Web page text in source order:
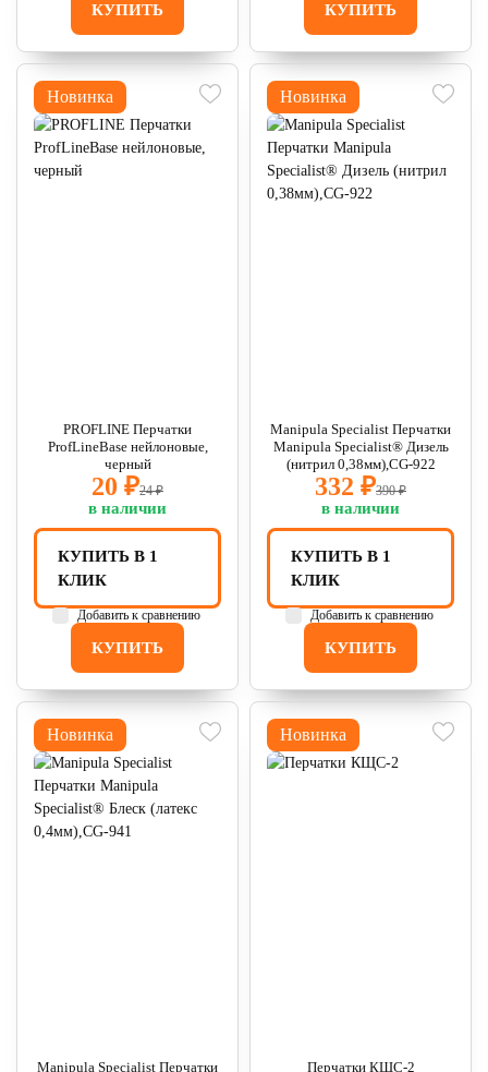
КУПИТЬ КУПИТЬ
Новинка
PROFLINE Перчатки
ProfLineBase нейлоновые,
черный
20 ₽24 ₽
в наличии
КУПИТЬ
КУПИТЬ В 1
КЛИК
Добавить к сравнению
Новинка
Manipula Specialist Перчатки
Manipula Specialist® Дизель
(нитрил 0,38мм),CG-922
332 ₽390 ₽
в наличии
КУПИТЬ
КУПИТЬ В 1
КЛИК
Добавить к сравнению
Новинка
Manipula Specialist Перчатки
Новинка
Перчатки КЩС-2